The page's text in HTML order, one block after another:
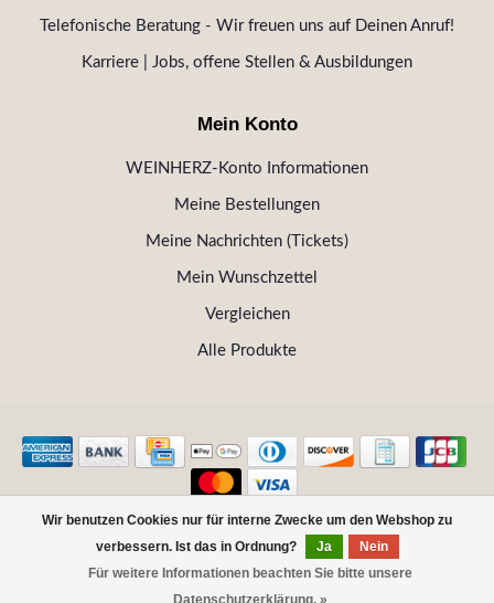
Wir benutzen Cookies nur für interne Zwecke um den Webshop zu
verbessern. Ist das in Ordnung?
Ja
Nein
Für weitere Informationen beachten Sie bitte unsere
Datenschutzerklärung. »
Telefonische Beratung - Wir freuen uns auf Deinen Anruf!
Karriere | Jobs, offene Stellen & Ausbildungen
Mein Konto
WEINHERZ-Konto Informationen
Meine Bestellungen
Meine Nachrichten (Tickets)
Mein Wunschzettel
Vergleichen
Alle Produkte
© Copyright 2026 WEINHERZ Kitzbühel - Die VINOTHEK in
FILTER